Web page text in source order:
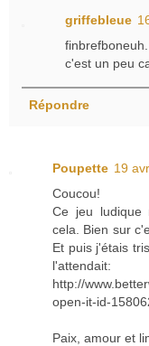
griffebleue
c'est un peu
Répondre
Poupette 19
Coucou!
Ce jeu ludique
cela. Bien sur
Et puis j'étais
l'attendait:
http://
open-it-id-
Paix, amour et